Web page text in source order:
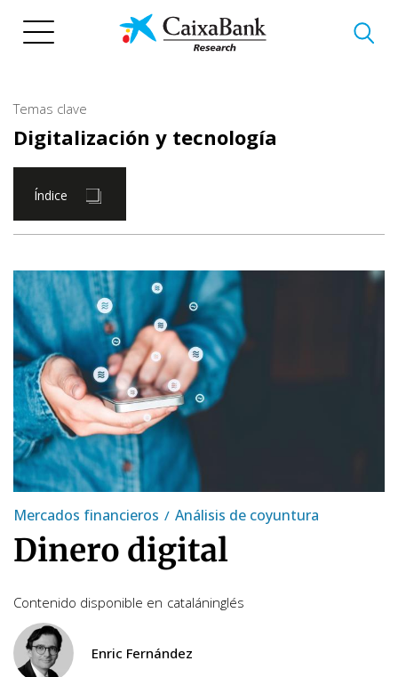
Temas clave
Digitalización y tecnología
Índice
Mercados financieros Análisis de coyuntura
Dinero digital
Contenido disponible en cataláninglés
Enric Fernández